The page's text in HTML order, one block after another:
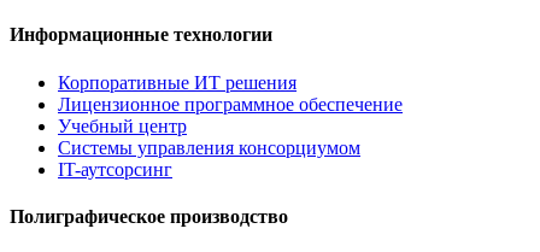
Информационные технологии
Корпоративные ИТ решения
Лицензионное программное обеспечение
Учебный центр
Системы управления консорциумом
IT-аутсорсинг
Полиграфическое производство